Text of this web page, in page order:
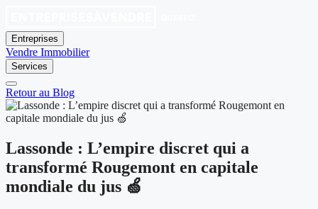
Entreprises
Vendre Immobilier
Services
Retour au Blog
Lassonde : L’empire discret qui a
transformé Rougemont en capitale
mondiale du jus 🍏